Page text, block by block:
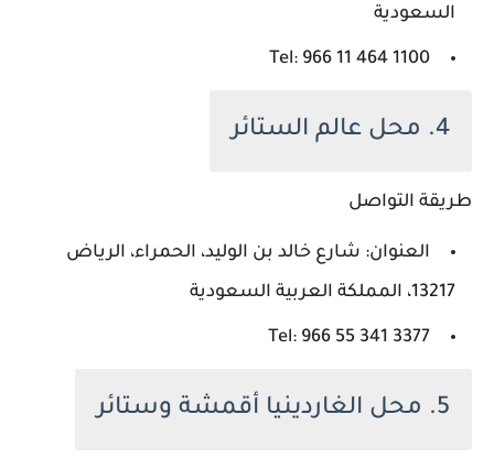
السعودية
Tel: ‪966 11 464 1100‬‏
4. محل عالم الستائر
طريقة التواصل
العنوان: شارع خالد بن الوليد، الحمراء، الرياض
13217، المملكة العربية السعودية
Tel: ‪966 55 341 3377‬‏
5. محل الغاردينيا أقمشة وستائر